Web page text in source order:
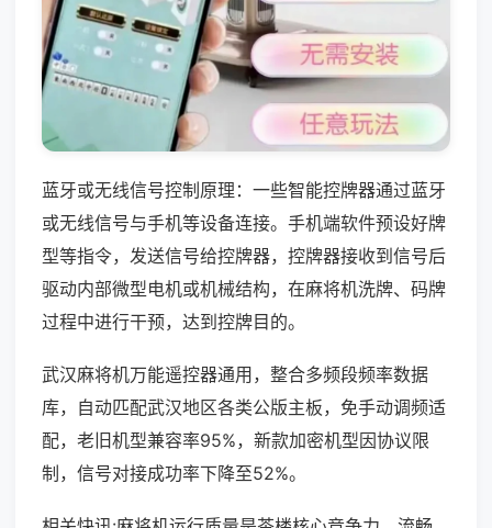
蓝牙或无线信号控制原理：一些智能控牌器通过蓝牙
或无线信号与手机等设备连接。手机端软件预设好牌
型等指令，发送信号给控牌器，控牌器接收到信号后
驱动内部微型电机或机械结构，在麻将机洗牌、码牌
过程中进行干预，达到控牌目的。
武汉麻将机万能遥控器通用，整合多频段频率数据
库，自动匹配武汉地区各类公版主板，免手动调频适
配，老旧机型兼容率95%，新款加密机型因协议限
制，信号对接成功率下降至52%。